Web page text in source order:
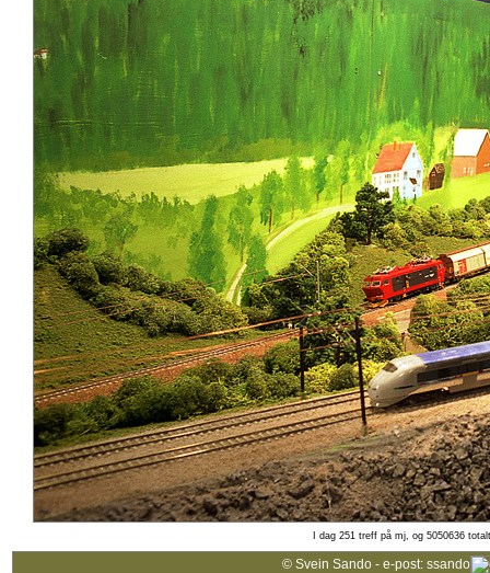
I dag 251 treff på mj, og 5050636
© Svein Sando - e-post: ssando